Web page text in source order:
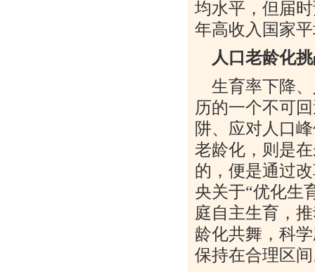
均水平，但届
年高收入国家
人口老龄化
生育率下降
历的一个不可
阱、应对人口
老龄化，则是
的，便是通过
央关于“优化生
庭自主生育，
龄化共舞，科
保持在合理区